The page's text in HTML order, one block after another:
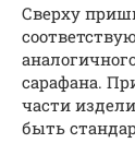
Сверху
сарафана.
части
быть